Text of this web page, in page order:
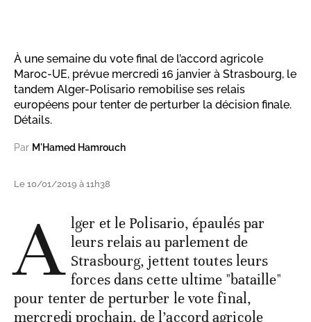
À une semaine du vote final de l’accord agricole
Maroc-UE, prévue mercredi 16 janvier à Strasbourg, le
tandem Alger-Polisario remobilise ses relais
européens pour tenter de perturber la décision finale.
Détails.
Par M'Hamed Hamrouch
Le 10/01/2019 à 11h38
A lger et le Polisario, épaulés par
leurs relais au parlement de
Strasbourg, jettent toutes leurs
forces dans cette ultime "bataille"
pour tenter de perturber le vote final,
mercredi prochain, de l’accord agricole